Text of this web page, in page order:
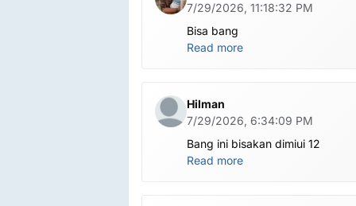
7/29/2026, 11:18:32 PM
Bisa bang
Read more
Hilman
7/29/2026, 6:34:09 PM
Bang ini bisakan dimiui 12
Read more